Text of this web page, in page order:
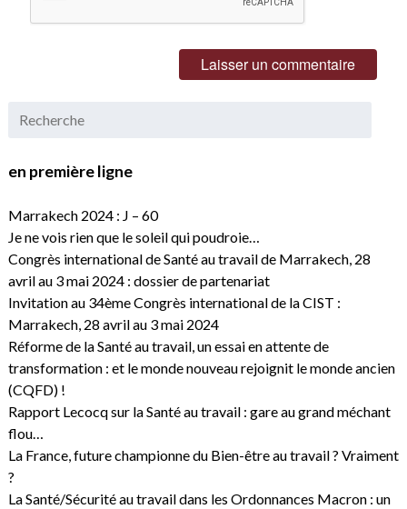
en première ligne
Marrakech 2024 : J – 60
Je ne vois rien que le soleil qui poudroie…
Congrès international de Santé au travail de Marrakech, 28
avril au 3 mai 2024 : dossier de partenariat
Invitation au 34ème Congrès international de la CIST :
Marrakech, 28 avril au 3 mai 2024
Réforme de la Santé au travail, un essai en attente de
transformation : et le monde nouveau rejoignit le monde ancien
(CQFD) !
Rapport Lecocq sur la Santé au travail : gare au grand méchant
flou…
La France, future championne du Bien-être au travail ? Vraiment
?
La Santé/Sécurité au travail dans les Ordonnances Macron : un